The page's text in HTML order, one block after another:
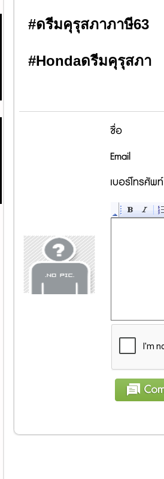
#ดรีมคุรุสภาภาษี63
#Hondaดรีมคุรุสภา
ชื่อ
Email
เบอร์โทรศัพท์